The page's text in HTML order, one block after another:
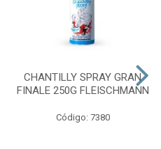
CHANTILLY SPRAY GRAN
FINALE 250G FLEISCHMANN
Código: 7380